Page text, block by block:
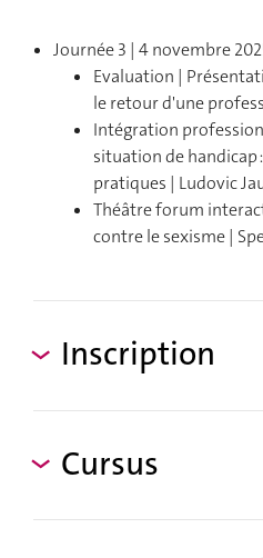
Journée 3 | 4 novembre
Evaluation |
le retour d'une
Intégration
situation de handicap
pratiques | Ludovic
Théâtre forum
contre le sexisme |
Inscription
Cursus